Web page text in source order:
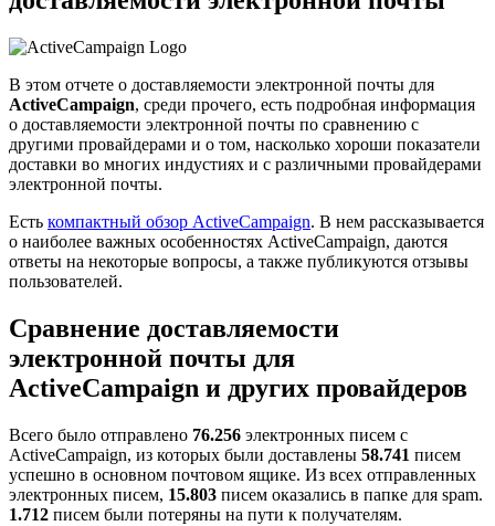
В этом отчете о доставляемости электронной почты для
ActiveCampaign, среди прочего, есть подробная информация
о доставляемости электронной почты по сравнению с
другими провайдерами и о том, насколько хороши показатели
доставки во многих индустиях и с различными провайдерами
электронной почты.
Есть компактный обзор ActiveCampaign. В нем рассказывается
о наиболее важных особенностях ActiveCampaign, даются
ответы на некоторые вопросы, а также публикуются отзывы
пользователей.
Сравнение доставляемости
электронной почты для
ActiveCampaign и других провайдеров
Всего было отправлено 76.256 электронных писем с
ActiveCampaign, из которых были доставлены 58.741 писем
успешно в основном почтовом ящике. Из всех отправленных
электронных писем, 15.803 писем оказались в папке для spam.
1.712 писем были потеряны на пути к получателям.